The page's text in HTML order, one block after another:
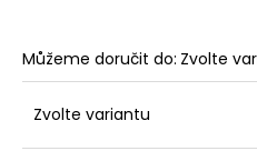
Můžeme doručit do: Zvolte
Zvolte variantu
e
m
e